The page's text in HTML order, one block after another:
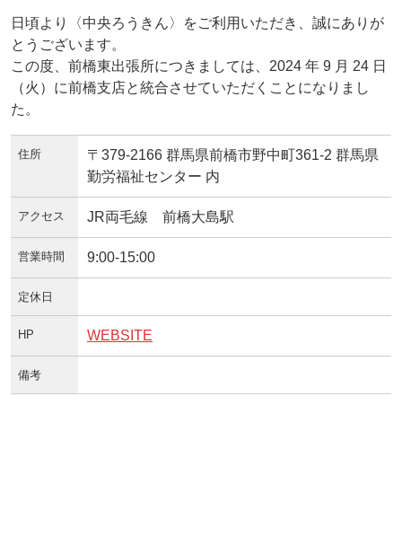
日頃より〈中央ろうきん〉をご利用いただき、誠にありが
とうございます。
この度、前橋東出張所につきましては、2024 年 9 月 24 日
（火）に前橋支店と統合させていただくことになりまし
た。
住所
〒379-2166 群馬県前橋市野中町361-2 群馬県
勤労福祉センター 内
アクセス JR両毛線 前橋大島駅
営業時間 9:00-15:00
定休日
HP WEBSITE
備考